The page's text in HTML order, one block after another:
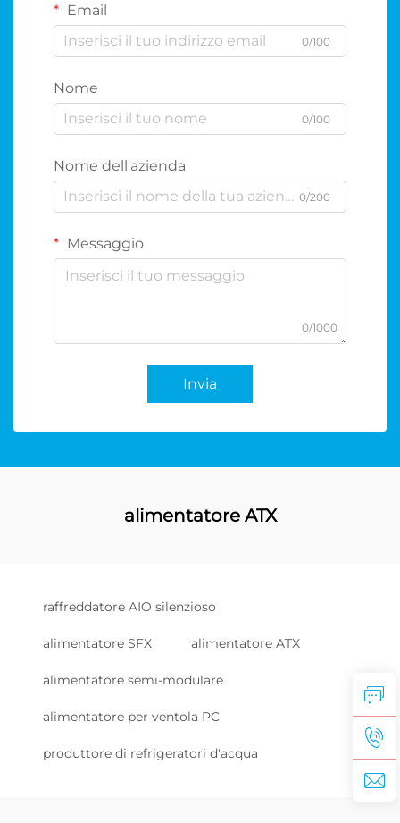
Email
0/100
Nome
0/100
Nome dell'azienda
0/200
Messaggio
0/1000
Invia
alimentatore ATX
raffreddatore AIO silenzioso
alimentatore SFX alimentatore ATX
alimentatore semi-modulare
alimentatore per ventola PC
produttore di refrigeratori d'acqua